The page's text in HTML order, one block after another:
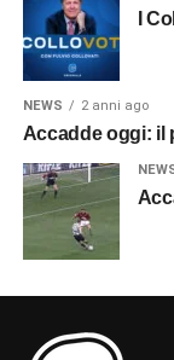
I
NEWS 2 anni ago
Accadde oggi: il